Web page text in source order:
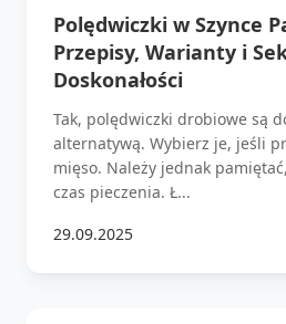
Polędwiczki w Szynce
Przepisy, Warianty i
Doskonałości
Tak, polędwiczki drobiowe są
alternatywą. Wybierz je, jeśli
mięso. Należy jednak
czas pieczenia. Ł...
29.09.2025